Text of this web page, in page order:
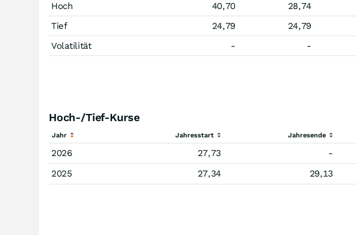
Hoch
40,70 28,74
Tief
24,79 24,79
Volatilität
- -
Hoch-/Tief-Kurse
Jahr Jahresstart Jahresende
2026 27,73 -
2025
27,34 29,13